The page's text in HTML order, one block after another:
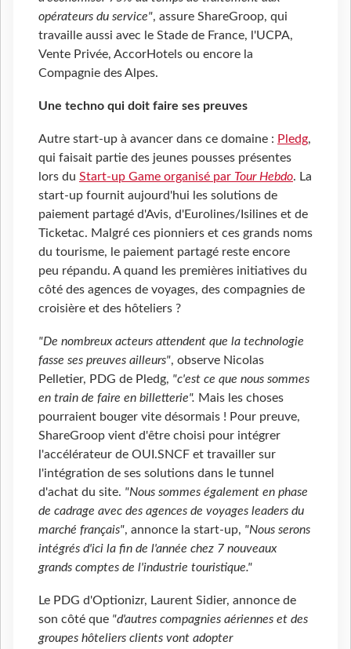
opérateurs du service", assure ShareGroop, qui
travaille aussi avec le Stade de France, l'UCPA,
Vente Privée, AccorHotels ou encore la
Compagnie des Alpes.
Une techno qui doit faire ses preuves
Autre start-up à avancer dans ce domaine : Pledg,
qui faisait partie des jeunes pousses présentes
lors du Start-up Game organisé par Tour Hebdo. La
start-up fournit aujourd'hui les solutions de
paiement partagé d'Avis, d'Eurolines/Isilines et de
Ticketac. Malgré ces pionniers et ces grands noms
du tourisme, le paiement partagé reste encore
peu répandu. A quand les premières initiatives du
côté des agences de voyages, des compagnies de
croisière et des hôteliers ?
"De nombreux acteurs attendent que la technologie
fasse ses preuves ailleurs", observe Nicolas
Pelletier, PDG de Pledg, "c'est ce que nous sommes
en train de faire en billetterie". Mais les choses
pourraient bouger vite désormais ! Pour preuve,
ShareGroop vient d'être choisi pour intégrer
l'accélérateur de OUI.SNCF et travailler sur
l'intégration de ses solutions dans le tunnel
d'achat du site. "Nous sommes également en phase
de cadrage avec des agences de voyages leaders du
marché français", annonce la start-up, "Nous serons
intégrés d'ici la fin de l'année chez 7 nouveaux
grands comptes de l'industrie touristique."
Le PDG d'Optionizr, Laurent Sidier, annonce de
son côté que "d'autres compagnies aériennes et des
groupes hôteliers clients vont adopter